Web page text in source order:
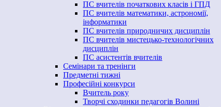
ПС вчителів початкових класів і ГПД
ПС вчителів математики, астрономії,
інформатики
ПС вчителів природничих дисциплін
ПС вчителів мистецько-технологічних
дисциплін
ПС асистентів вчителів
Семінари та тренінги
Предметні тижні
Професійні конкурси
Вчитель року
Творчі сходинки педагогів Волині